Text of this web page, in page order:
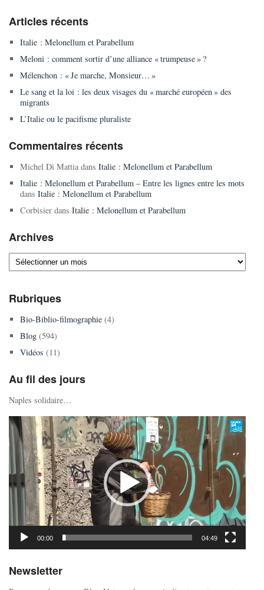
Articles récents
Italie : Melonellum et Parabellum
Meloni : comment sortir d’une alliance « trumpeuse » ?
Mélenchon : « Je marche, Monsieur… »
Le sang et la loi : les deux visages du « marché européen » des
migrants
L’Italie ou le pacifisme pluraliste
Commentaires récents
Michel Di Mattiadans Italie : Melonellum et Parabellum
Italie : Melonellum et Parabellum – Entre les lignes entre les mots
dans Italie : Melonellum et Parabellum
Corbisierdans Italie : Melonellum et Parabellum
Archives
Archives
Rubriques
Bio-Biblio-filmographie(4)
Blog(594)
Vidéos (11)
Au fil des jours
Naples solidaire…
Lecteur
vidéo
00:00 04:49
Newsletter